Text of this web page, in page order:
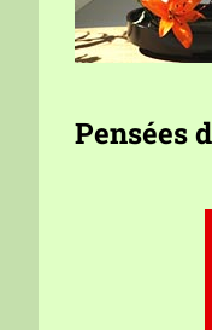
Pensées